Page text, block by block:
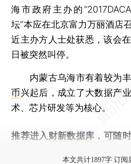
海市政府主办的
坛”本应在北京富力万丽酒店
近主办方人士处获悉，该会
日被突然叫停。
内蒙古乌海市有着较为丰
币兴起后，成立了大数据产
术、芯片研发等为核心。
推荐进入 财新数据库 ，可随
本文共计1897字 订阅